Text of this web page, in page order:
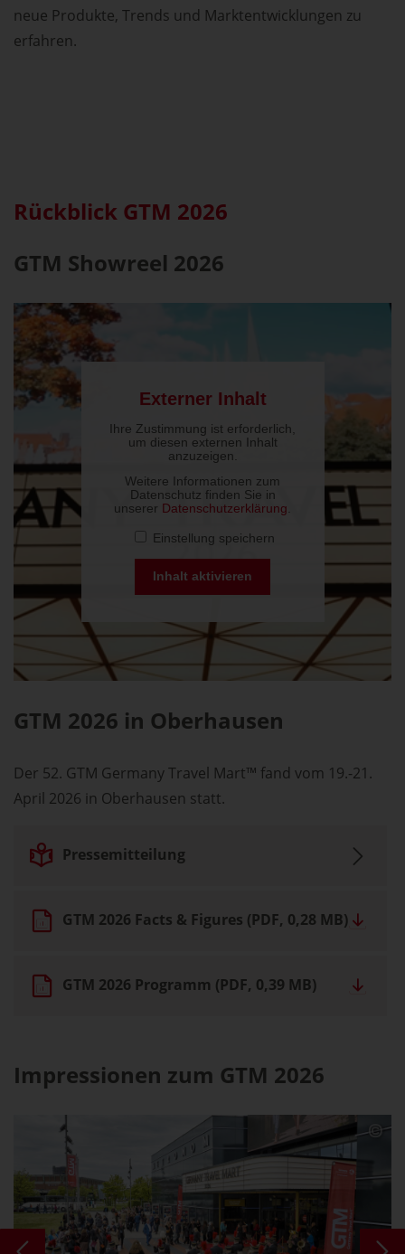
neue Produkte, Trends und Marktentwicklungen zu
erfahren.
Rückblick GTM 2026
GTM Showreel 2026
GTM 2026 in Oberhausen
Der 52. GTM Germany Travel Mart™ fand vom 19.-21.
April 2026 in Oberhausen statt.
Pressemitteilung
GTM 2026 Facts & Figures (PDF, 0,28 MB)
GTM 2026 Programm (PDF, 0,39 MB)
Impressionen zum GTM 2026